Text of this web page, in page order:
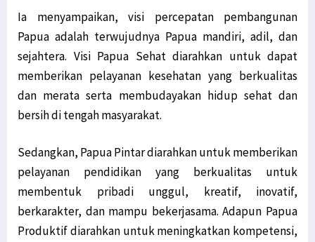
Ia menyampaikan, visi percepatan pembangunan
Papua adalah terwujudnya Papua mandiri, adil, dan
sejahtera. Visi Papua Sehat diarahkan untuk dapat
memberikan pelayanan kesehatan yang berkualitas
dan merata serta membudayakan hidup sehat dan
bersih di tengah masyarakat.
Sedangkan, Papua Pintar diarahkan untuk memberikan
pelayanan pendidikan yang berkualitas untuk
membentuk pribadi unggul, kreatif, inovatif,
berkarakter, dan mampu bekerjasama. Adapun Papua
Produktif diarahkan untuk meningkatkan kompetensi,